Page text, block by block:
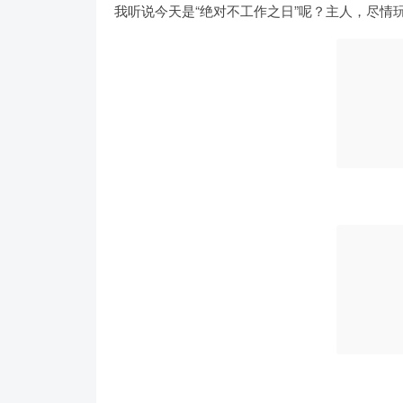
我听说今天是“绝对不工作之日”呢？主人，尽情